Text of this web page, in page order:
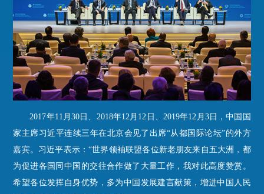
2017年11月30日、2018年12月12日、2019年12月3日，中国国
家主席习近平连续三年在北京会见了出席“从都国际论坛”的外方
嘉宾。习近平表示：“世界领袖联盟各位新老朋友来自五大洲，都
为促进各国同中国的交往合作做了大量工作，我对此高度赞赏。
希望各位发挥自身优势，多为中国发展建言献策，增进中国人民